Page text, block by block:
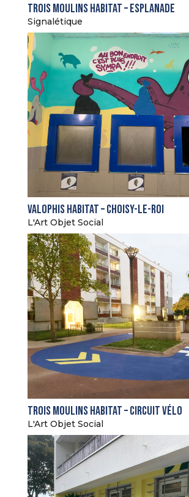
Trois Moulins Habitat – Esplanade
Signalétique
Valophis Habitat – Choisy-le-Roi
L'Art Objet Social
Trois Moulins Habitat – Circuit vélo
L'Art Objet Social